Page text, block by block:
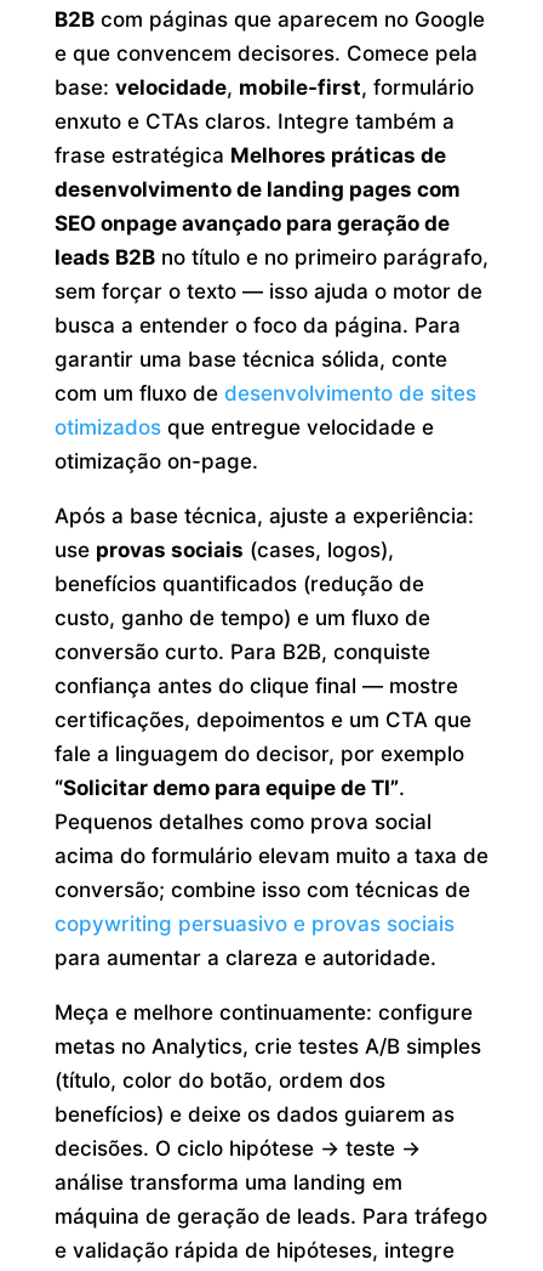
B2Bcom páginas que aparecem no Google
e que convencem decisores. Comece pela
base: velocidade, mobile-first, formulário
enxuto e CTAs claros. Integre também a
frase estratégica Melhores práticas de
desenvolvimento de landing pages com
SEO onpage avançado para geração de
leads B2Bno título e no primeiro parágrafo,
sem forçar o texto — isso ajuda o motor de
busca a entender o foco da página. Para
garantir uma base técnica sólida, conte
com um fluxo de desenvolvimento de sites
otimizadosque entregue velocidade e
otimização on-page.
Após a base técnica, ajuste a experiência:
use provas sociais (cases, logos),
benefícios quantificados (redução de
custo, ganho de tempo) e um fluxo de
conversão curto. Para B2B, conquiste
confiança antes do clique final — mostre
certificações, depoimentos e um CTA que
fale a linguagem do decisor, por exemplo
“Solicitar demo para equipe de TI”.
Pequenos detalhes como prova social
acima do formulário elevam muito a taxa de
conversão; combine isso com técnicas de
copywriting persuasivo e provas sociais
para aumentar a clareza e autoridade.
Meça e melhore continuamente: configure
metas no Analytics, crie testes A/B simples
(título, color do botão, ordem dos
benefícios) e deixe os dados guiarem as
decisões. O ciclo hipótese → teste →
análise transforma uma landing em
máquina de geração de leads. Para tráfego
e validação rápida de hipóteses, integre